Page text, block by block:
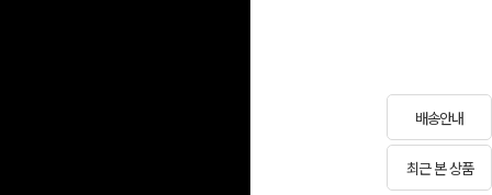
배송안내
최근 본 상품